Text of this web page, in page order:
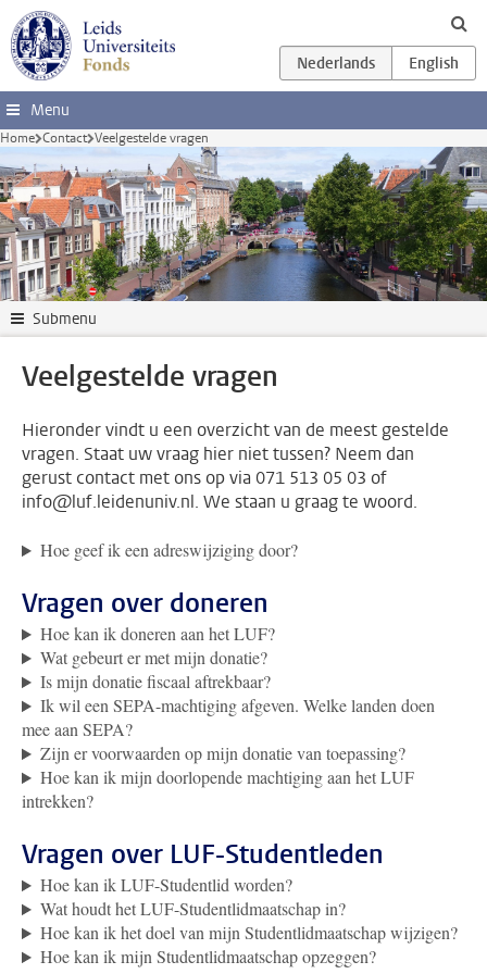
Ga direct naar de inhoud
Menu
Home Contact Veelgestelde vragen
Submenu
Veelgestelde vragen
Hieronder vindt u een overzicht van de meest gestelde
vragen. Staat uw vraag hier niet tussen? Neem dan
gerust contact met ons op via 071 513 05 03 of
info@luf.leidenuniv.nl. We staan u graag te woord.
Hoe geef ik een adreswijziging door?
Vragen over doneren
Hoe kan ik doneren aan het LUF?
Wat gebeurt er met mijn donatie?
Is mijn donatie fiscaal aftrekbaar?
Ik wil een SEPA-machtiging afgeven. Welke landen doen
mee aan SEPA?
Zijn er voorwaarden op mijn donatie van toepassing?
Hoe kan ik mijn doorlopende machtiging aan het LUF
intrekken?
Vragen over LUF-Studentleden
Hoe kan ik LUF-Studentlid worden?
Wat houdt het LUF-Studentlidmaatschap in?
Hoe kan ik het doel van mijn Studentlidmaatschap wijzigen?
Hoe kan ik mijn Studentlidmaatschap opzeggen?